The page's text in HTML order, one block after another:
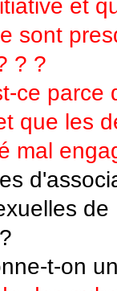
et
sont
? ?
ce parce
que les
mal
t-on